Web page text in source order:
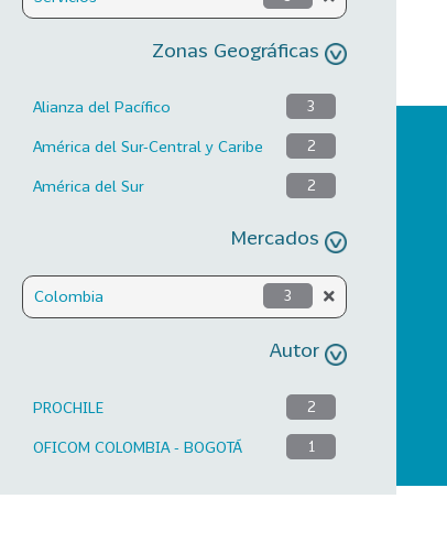
Zonas Geográficas
Alianza del Pacífico 3
América del Sur-Central y Caribe 2
América del Sur 2
Mercados
Colombia 3
Autor
PROCHILE 2
OFICOM COLOMBIA - BOGOTÁ 1